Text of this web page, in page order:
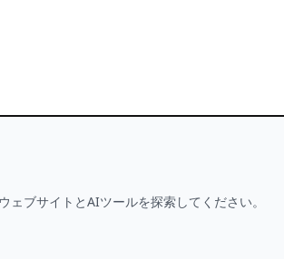
ブサイトとAIツールを探索してください。